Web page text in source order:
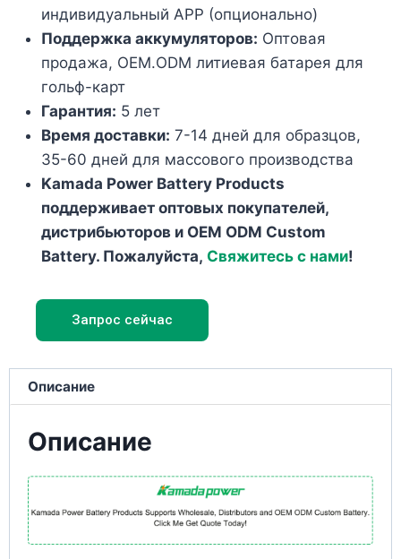
индивидуальный APP (опционально)
Поддержка аккумуляторов: Оптовая
продажа, OEM.ODM литиевая батарея для
гольф-карт
Гарантия: 5 лет
Время доставки: 7-14 дней для образцов,
35-60 дней для массового производства
Kamada Power Battery Products
поддерживает оптовых покупателей,
дистрибьюторов и OEM ODM Custom
Battery. Пожалуйста, Свяжитесь с нами!
Запрос сейчас
Описание
Описание